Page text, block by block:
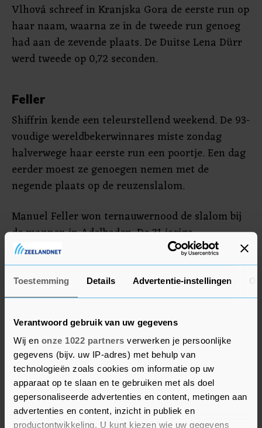
Toestemming Details Advertentie-instellingen
Verantwoord gebruik van uw gegevens
Wij en onze 1022 partners verwerken je persoonlijke
gegevens (bijv. uw IP-adres) met behulp van
technologieën zoals cookies om informatie op uw
apparaat op te slaan en te gebruiken met als doel
gepersonaliseerde advertenties en content, metingen aan
advertenties en content, inzicht in publiek en
productontwikkeling. U kunt kiezen wie uw gegevens
Vlhová schreef in Kranjska Gora de eerste run op
haar naam, waarna ze in de tweede run genoeg
had aan de zevende plaats. De Duitse Lena Dürr
werd tweede op 0,72 seconden.
Feller
Shiffrin kende een teleurstellend weekend. De 93-
voudige wereldbekerwinnares miste zondag
halverwege haar eerste run een poortje. Een dag
eerder moest ze genoegen nemen met de
negende plaats op de reuzenslalom.
Manuel Feller won ternauwernood de slalom bij
de mannen in Adelboden. De 31-jarige
Oostenrijker was 0,02 seconden sneller dan de
Noor Atle Lie McGrath. Dominik Raschner uit
Oostenrijk werd derde. Feller nam in de stand op
het onderdeel de leiding over van zijn
landgenoot Marco Schwarz, die dit seizoen niet
meer in actie komt door een knieblessure.